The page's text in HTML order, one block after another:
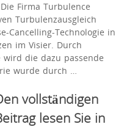
Firma Turbulence
Turbulenzausgleich
Cancelling-Technologie in
im Visier. Durch
wird die dazu passende
wurde durch …
vollständigen
lesen Sie in